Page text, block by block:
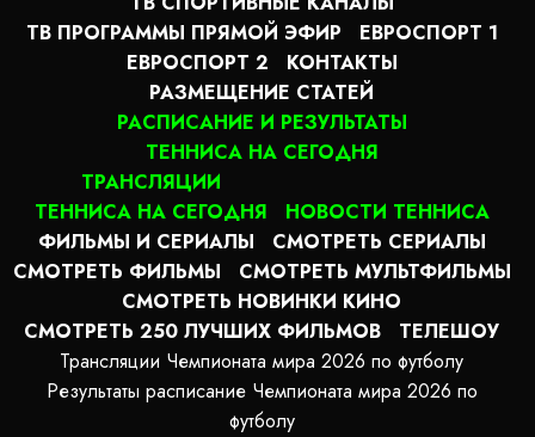
ТВ ПРОГРАММЫ ПРЯМОЙ ЭФИР
ЕВРОСПОРТ 1
ЕВРОСПОРТ 2
КОНТАКТЫ
РАЗМЕЩЕНИЕ СТАТЕЙ
РАСПИСАНИЕ И РЕЗУЛЬТАТЫ
ТЕННИСА НА СЕГОДНЯ
ТРАНСЛЯЦИИ
ТЕННИСА НА СЕГОДНЯ
НОВОСТИ ТЕННИСА
ФИЛЬМЫ И СЕРИАЛЫ
СМОТРЕТЬ СЕРИАЛЫ
СМОТРЕТЬ ФИЛЬМЫ
СМОТРЕТЬ МУЛЬТФИЛЬМЫ
СМОТРЕТЬ НОВИНКИ КИНО
СМОТРЕТЬ 250 ЛУЧШИХ ФИЛЬМОВ
ТЕЛЕШОУ
Трансляции Чемпионата мира 2026 по футболу
Результаты расписание Чемпионата мира 2026 по
футболу